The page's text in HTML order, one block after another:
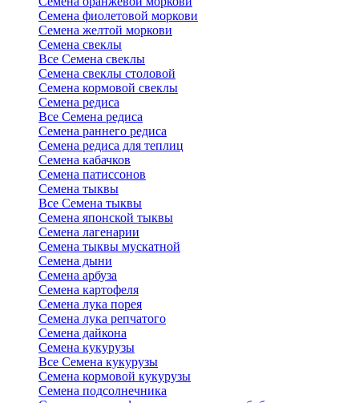
Семена фиолетовой моркови
Семена желтой моркови
Семена свеклы
Все Семена свеклы
Семена свеклы столовой
Семена кормовой свеклы
Семена редиса
Все Семена редиса
Семена раннего редиса
Семена редиса для теплиц
Семена кабачков
Семена патиссонов
Семена тыквы
Все Семена тыквы
Семена японской тыквы
Семена лагенарии
Семена тыквы мускатной
Семена дыни
Семена арбуза
Семена картофеля
Семена лука порея
Семена лука репчатого
Семена дайкона
Семена кукурузы
Все Семена кукурузы
Семена кормовой кукурузы
Семена подсолнечника